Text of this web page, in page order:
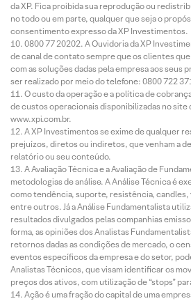
da XP. Fica proibida sua reprodução ou
no todo ou em parte, qualquer que seja o
consentimento expresso da XP Investimentos.
0800 77 20202. A Ouvidoria da XP
de canal de contato sempre que os clientes
com as soluções dadas pela empresa aos seus
ser realizado por meio do telefone: 0800 722
O custo da operação e a política de
de custos operacionais disponibilizadas no site
www.xpi.com.br.
A XP Investimentos se exime de qualquer
prejuízos, diretos ou indiretos, que venham a
relatório ou seu conteúdo.
A Avaliação Técnica e a Avaliação de
metodologias de análise. A Análise Técnica é
como tendência, suporte, resistência, candles,
entre outros. Já a Análise Fundamentalista
resultados divulgados pelas companhias
forma, as opiniões dos Analistas
retornos dadas as condições de mercado, o
eventos específicos da empresa e do setor,
Analistas Técnicos, que visam identificar os
preços dos ativos, com utilização de “stops”
Ação é uma fração do capital de uma